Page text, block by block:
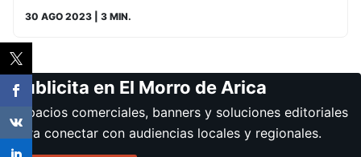
30 AGO 2023 | 3 MIN.
Publicita en El Morro de Arica
Espacios comerciales, banners y soluciones editoriales
para conectar con audiencias locales y regionales.